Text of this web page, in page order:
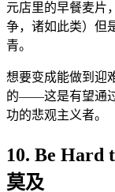
元店里的早餐麦片
争，诸如此类）但
青。
想要变成能做到迎
的——这是有望通
功的悲观主义者。
10. Be Hard
莫及